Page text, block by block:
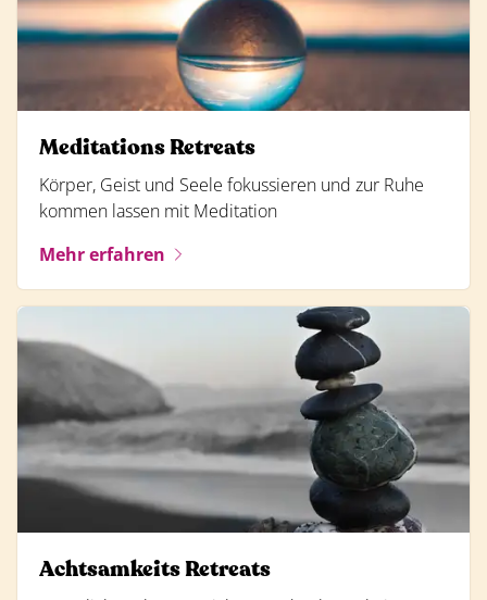
Meditations Retreats
Körper, Geist und Seele fokussieren und zur Ruhe
kommen lassen mit Meditation
Mehr erfahren
Achtsamkeits Retreats